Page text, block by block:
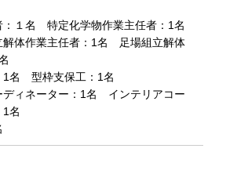
：１名 特定化学物作業主任者：1名
解体作業主任者：1名 足場組立解体
1名 型枠支保工：1名
ディネーター：1名 インテリアコー
名